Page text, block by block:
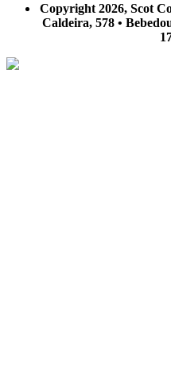
Copyright 2026, Scot
Caldeira, 578 •